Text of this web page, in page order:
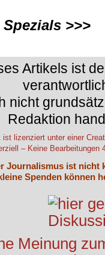
>>>
Artikels ist
nicht
Redaktion
ist lizenziert unter einer
– Keine Bearbeitungen
Journalismus ist nicht
Spenden können